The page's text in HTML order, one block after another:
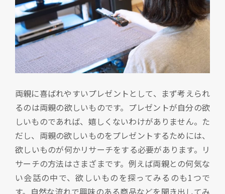
両親に喜ばれやすいプレゼントとして、まず考えられ
るのは両親の欲しいものです。プレゼントが自分の欲
しいものであれば、嬉しくないわけがありません。た
だし、両親の欲しいものをプレゼントするためには、
欲しいものが何かリサーチをする必要があります。リ
サーチの方法はさまざまです。例えば両親との何気な
い会話の中で、欲しいものを探ってみるのも1つで